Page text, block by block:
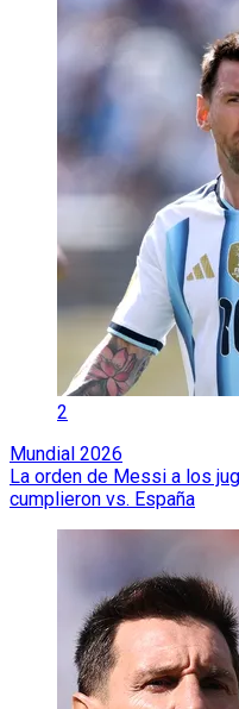
2
Mundial 2026
La orden de Messi a los
cumplieron vs. España